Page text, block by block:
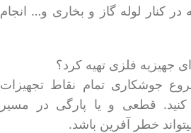
کنار لوله گاز و بخاری و… انجام
جهیزیه فلزی تهیه کرد؟
جوشکاری تمام نقاط تجهیزات
قطعی و یا پارگی در مسیر
خطر آفرین باشد.